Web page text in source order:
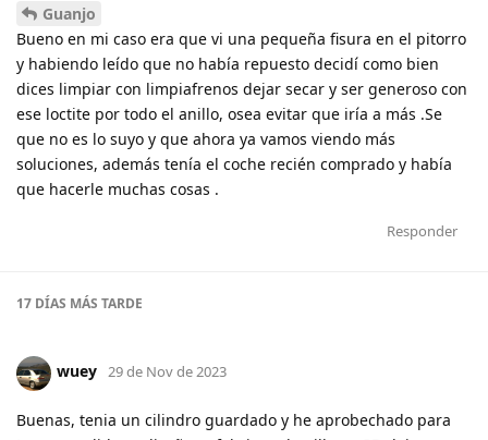
Guanjo
Bueno en mi caso era que vi una pequeña fisura en el pitorro
y habiendo leído que no había repuesto decidí como bien
dices limpiar con limpiafrenos dejar secar y ser generoso con
ese loctite por todo el anillo, osea evitar que iría a más .Se
que no es lo suyo y que ahora ya vamos viendo más
soluciones, además tenía el coche recién comprado y había
que hacerle muchas cosas .
Responder
17 DÍAS MÁS TARDE
wuey 29 de Nov de 2023
Buenas, tenia un cilindro guardado y he aprobechado para